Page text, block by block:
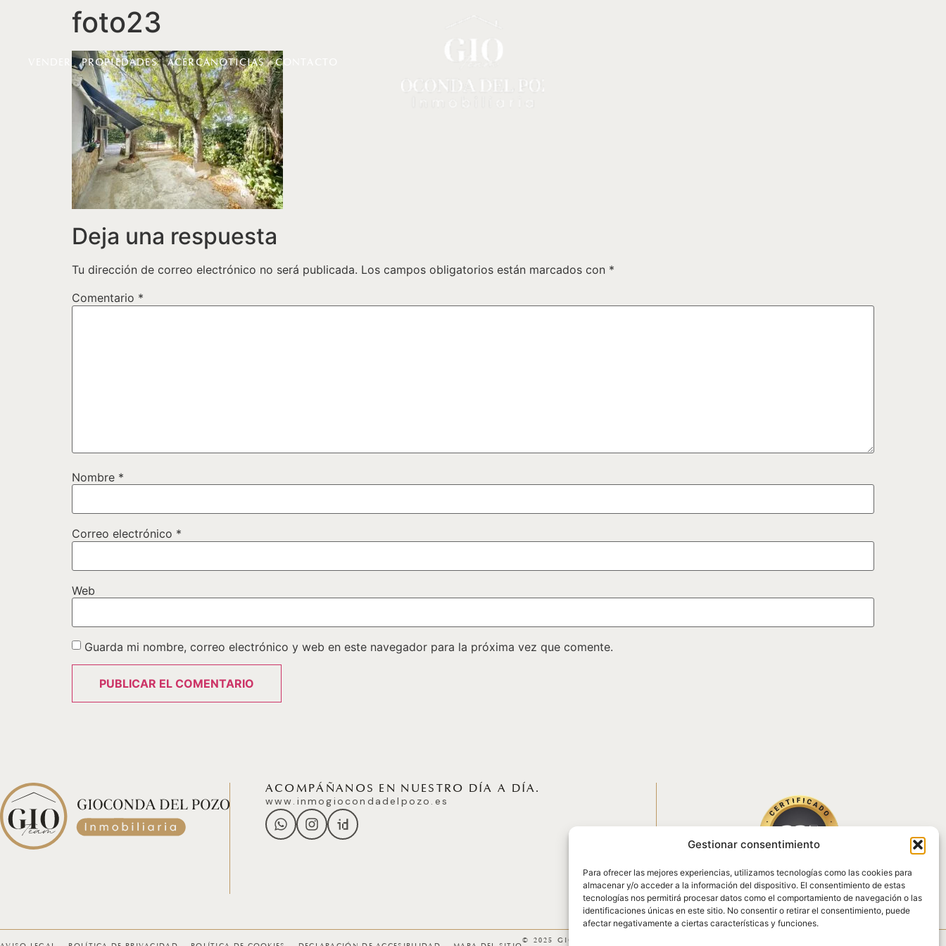
Gestionar consentimiento
Para ofrecer las mejores experiencias, utilizamos tecnologías como las cookies para
almacenar y/o acceder a la información del dispositivo. El consentimiento de estas
tecnologías nos permitirá procesar datos como el comportamiento de navegación o las
identificaciones únicas en este sitio. No consentir o retirar el consentimiento, puede
afectar negativamente a ciertas características y funciones.
PROPIEDADES ACERCANOTICIAS CONTACTO
foto23
Deja una respuesta
Tu dirección de correo electrónico no será publicada. Los campos obligatorios están marcados con *
Comentario *
Nombre *
Correo electrónico *
Web
Guarda mi nombre, correo electrónico y web en este navegador para la próxima vez que comente.
ACOMPÁÑANOS EN NUESTRO DÍA A DÍA.
www.inmogiocondadelpozo.es
API Nº apispa_01919
© 2025 GICONDA DEL POZO